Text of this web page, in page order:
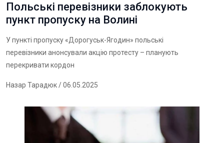
Польські перевізники заблокують
пункт пропуску на Волині
У пункті пропуску «Дорогуськ-Ягодин» польські
перевізники анонсували акцію протесту – планують
перекривати кордон
Назар Тарадюк/ 06.05.2025